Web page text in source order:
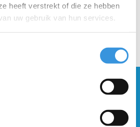
heeft verstrekt of die ze hebben
uw gebruik van hun services.
en schrijf je in voor onze
Verstuur